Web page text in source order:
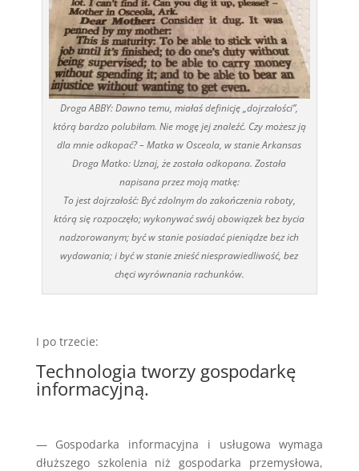
Droga ABBY: Dawno temu, miałaś definicję „dojrzałości”,
którą bardzo polubiłam. Nie mogę jej znaleźć. Czy możesz ją
dla mnie odkopać? – Matka w Osceola, w stanie Arkansas
Droga Matko: Uznaj, że została odkopana. Została
napisana przez moją matkę:
To jest dojrzałość: Być zdolnym do zakończenia roboty,
którą się rozpoczęło; wykonywać swój obowiązek bez bycia
nadzorowanym; być w stanie posiadać pieniądze bez ich
wydawania; i być w stanie znieść niesprawiedliwość, bez
chęci wyrównania rachunków.
I po trzecie:
Technologia tworzy gospodarkę
informacyjną.
— Gospodarka informacyjna i usługowa wymaga
dłuższego szkolenia niż gospodarka przemysłowa,